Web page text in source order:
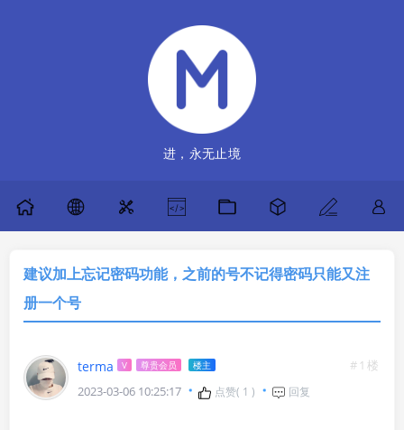
进，永无止境
建议加上忘记密码功能，之前的号不记得密码只能又注
册一个号
terma V 尊贵会员 楼主
#1楼
2023-03-06 10:25:17
点赞( 1 ) 回复